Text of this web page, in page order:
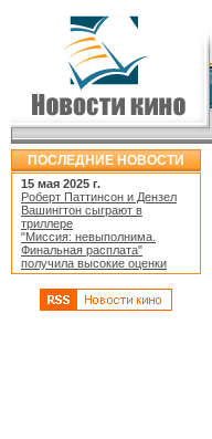
ПОСЛЕДНИЕ НОВОСТИ
15 мая 2025 г.
Роберт Паттинсон и Дензел
Вашингтон сыграют в
триллере
"Миссия: невыполнима.
Финальная расплата"
получила высокие оценки